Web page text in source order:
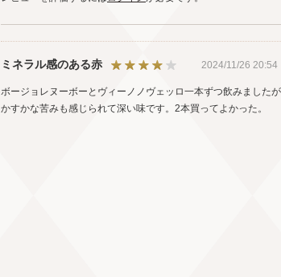
ミネラル感のある赤 2024/11/26 20:54
ボージョレヌーボーとヴィーノノヴェッロ一本ずつ飲みました
かすかな苦みも感じられて深い味です。2本買ってよかった。